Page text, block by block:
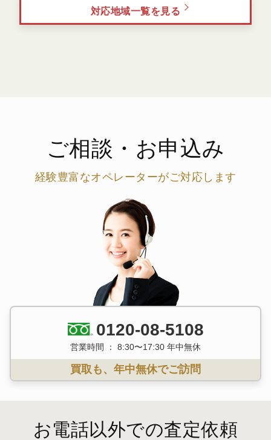
対応地域一覧を見る
ご相談・お申込み
経験豊富なオペレーターがご対応します
0120-08-5108
営業時間 ： 8:30〜17:30 年中無休
買取も、年中無休でご訪問
お電話以外での査定依頼